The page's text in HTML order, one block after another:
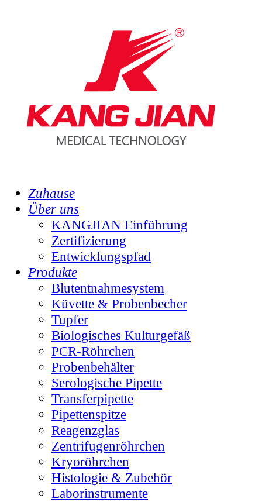
Zuhause
Über uns
KANGJIAN Einführung
Zertifizierung
Entwicklungspfad
Produkte
Blutentnahmesystem
Küvette & Probenbecher
Tupfer
Biologisches Kulturgefäß
PCR-Röhrchen
Probenbehälter
Serologische Pipette
Transferpipette
Pipettenspitze
Reagenzglas
Zentrifugenröhrchen
Kryoröhrchen
Histologie & Zubehör
Laborinstrumente